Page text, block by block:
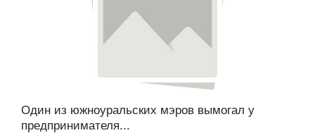
Один из южноуральских мэров вымогал у
предпринимателя...